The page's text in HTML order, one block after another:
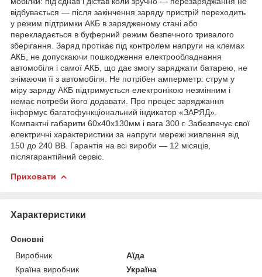
відбувається — після закінчення заряду пристрій переходить
у режим підтримки АКБ в зарядженому стані або
перекладається в буферний режим безпечного тривалого
зберігання. Заряд протікає під контролем напруги на клемах
АКБ, не допускаючи пошкодження електрообладнання
автомобіля і самої АКБ, що дає змогу заряджати батарею, не
знімаючи її з автомобіля. Не потрібен амперметр: струм у
міру заряду АКБ підтримується електронікою незмінним і
немає потреби його додавати. Про процес заряджання
інформує багатофункціональний індикатор «ЗАРЯД».
Компактні габарити 60х40х130мм і вага 300 г. Забезпечує свої
електричні характеристики за напруги мережі живлення від
150 до 240 ВВ. Гарантія на всі вироби — 12 місяців,
післягарантійний сервіс.
Приховати
Характеристики
Основні
Виробник
Аїда
Країна виробник
Україна